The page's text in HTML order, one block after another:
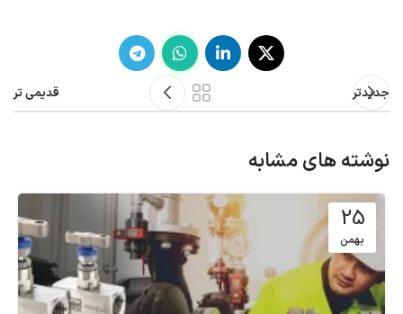
جدیدتر قدیمی تر
نوشته های مشابه
25
بهمن